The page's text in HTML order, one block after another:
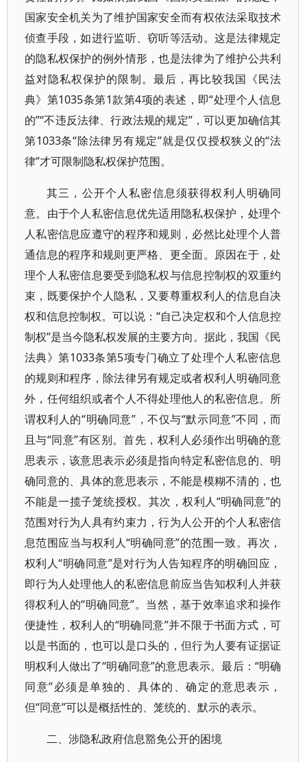
国家安全机关为了维护国家安全而有权依法采取技术
侦查手段，如进行监听、窃听等活动。这是法律规定
的隐私权保护的例外情形，也是法律为了维护公共利
益对隐私权保护的限制。最后，再比较我国《民法
典》第1035条第1款第4项的表述，即“处理个人信息
的”“不违反法律、行政法规的规定”，可以更加确信其
第1033条“除法律另有规定”就是仅仅授权狭义的“法
律”才可限制隐私权保护范围。
其三，公开个人私密信息须获得权利人明确同
意。由于个人私密信息优先适用隐私权保护，处理个
人私密信息应遵守的程序和规则，必然比处理个人普
通信息的程序和规则更严格、更全面。原因在于，处
理个人私密信息要受到隐私权与信息控制权的双重约
束，既要保护个人隐私，又要尊重权利人的信息自决
权和信息控制权。可以说：“自己决定权和个人信息控
制权”是当今隐私权发展的主要方向。据此，我国《民
法典》第1033条第5项专门确立了处理个人私密信息
的规则和程序，除法律另有规定或者权利人明确同意
外，任何组织或者个人不得处理他人的私密信息。所
谓权利人的“明确同意”，不仅与“默示同意”不同，而
且与“同意”有区别。首先，权利人必须作出明确的意
思表示，该意思表示必须是指向特定私密信息的、明
确同意的、具体的意思表示，不能是模糊不清的，也
不能是一揽子笼统授权。其次，权利人“明确同意”的
范围对行为人具有约束力，行为人公开的个人私密信
息范围应当与权利人“明确同意”的范围一致。再次，
权利人“明确同意”是对行为人告知程序的明确回应，
即行为人处理他人的私密信息前应当告知权利人并获
得权利人的“明确同意”。当然，基于效率追求和操作
便捷性，权利人的“明确同意”并不限于书面方式，可
以是书面的，也可以是口头的，但行为人要有证据证
明权利人做出了“明确同意”的意思表示。最后：“明确
同意”必须是单独的、具体的、确定的意思表示，
但“同意”可以是概括性的、笼统的、默示的表示。
二、涉隐私政府信息豁免公开的困境